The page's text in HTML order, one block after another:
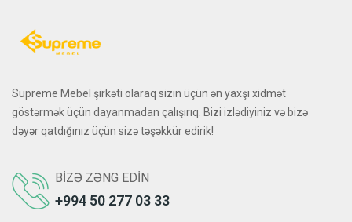
Supreme Mebel şirkəti olaraq sizin üçün ən yaxşı xidmət
göstərmək üçün dayanmadan çalışırıq. Bizi izlədiyiniz və bizə
dəyər qatdığınız üçün sizə təşəkkür edirik!
BIZƏ ZƏNG EDIN
+994 50 277 03 33